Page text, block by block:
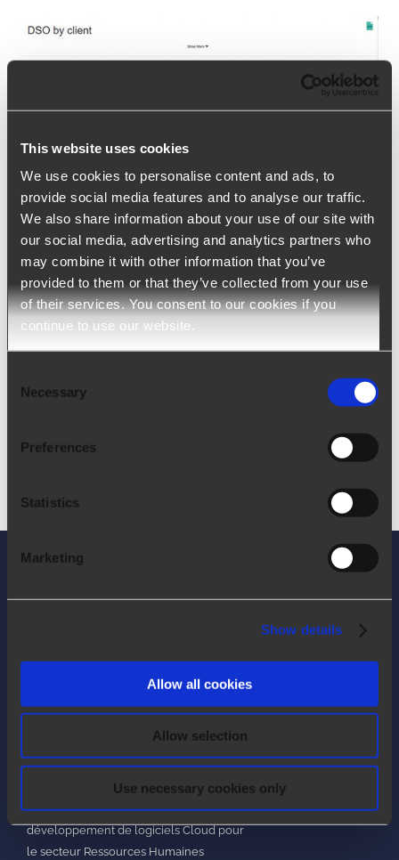
This website uses cookies
We use cookies to personalise content and ads, to
provide social media features and to analyse our traffic.
We also share information about your use of our site with
our social media, advertising and analytics partners who
may combine it with other information that you’ve
provided to them or that they’ve collected from your use
of their services. You consent to our cookies if you
continue to use our website.
Selection
Necessary
Preferences
Statistics
Marketing
Show details
Allow all cookies
Allow selection
Use necessary cookies only
Novembre 2021
Novembre 2022 (1)
Septembre 2021 (1)
Septembre 2023 (1)
Gestion des encaissements :
importation et rapports DSO
Gestion des encaissements : importation et rapports
DSO Administration CH | Reporting Produits de
référence Ngage Mois de mises à jour Février 20[...]
Arca24 est une société de services en
informatique spécialisée dans le
développement de logiciels Cloud pour
le secteur Ressources Humaines